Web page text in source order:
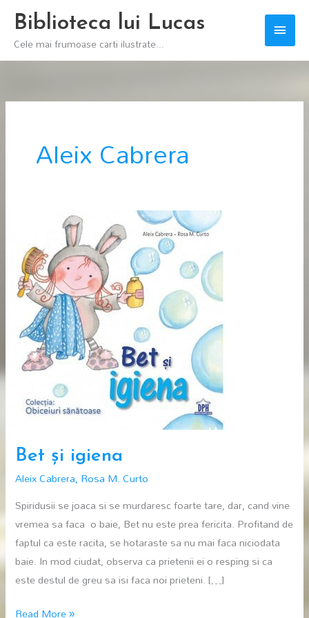
Skip
content
Biblioteca lui Lucas
Cele mai frumoase carti ilustrate...
Main
Aleix Cabrera
Bet și igiena
Aleix Cabrera, Rosa M. Curto
Spiridusii se joaca si se murdaresc foarte tare, dar, cand vine
vremea sa faca o baie, Bet nu este prea fericita. Profitand de
faptul ca este racita, se hotaraste sa nu mai faca niciodata
baie. In mod ciudat, observa ca prietenii ei o resping si ca
este destul de greu sa isi faca noi prieteni. […]
Bet
Read More »